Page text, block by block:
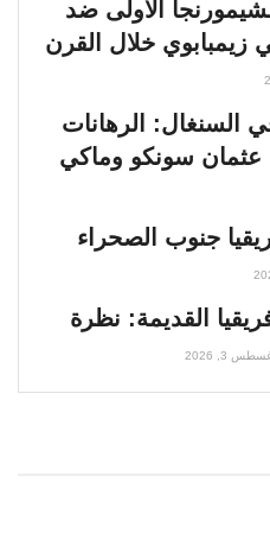
الأولى ضد
زيمبابوي خلال القرن
في السنغال: الرهانات
عثمان سونكو وماكي
جنوب الصحراء
القديمة: نظرة
3, 2026